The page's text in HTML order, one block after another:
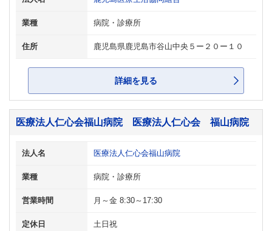
業種 病院・診療所
住所 鹿児島県鹿児島市谷山中央５ー２０ー１０
詳細を見る
医療法人仁心会福山病院 医療法人仁心会 福山病院
法人名 医療法人仁心会福山病院
業種 病院・診療所
営業時間 月～金 8:30～17:30
定休日 土日祝